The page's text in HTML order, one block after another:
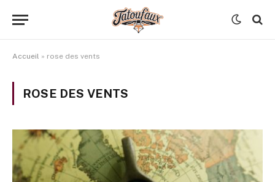
Accueil » rose des vents
ROSE DES VENTS